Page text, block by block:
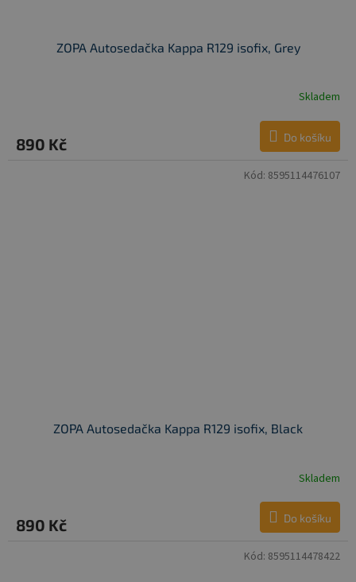
ZOPA Autosedačka Kappa R129 isofix, Grey
Skladem
890 Kč Do košíku
ZOPA Autosedačka Kappa R129 isofix, Black
Skladem
890 Kč Do košíku
Kód: 8595114476107
Kód: 8595114478422